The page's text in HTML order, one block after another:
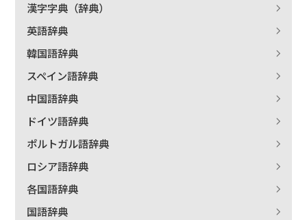
漢字字典（辞典）
英語辞典
韓国語辞典
スペイン語辞典
中国語辞典
ドイツ語辞典
ポルトガル語辞典
ロシア語辞典
各国語辞典
国語辞典